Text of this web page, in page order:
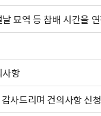
날 묘역 등 참배 시간을
사항
사드리며 건의사항 신